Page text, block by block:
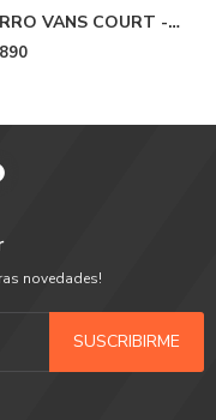
VANS COURT -
novedades!
SUSCRIBIRME